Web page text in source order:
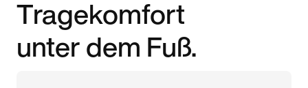
Tragekomfort
unter dem Fuß.